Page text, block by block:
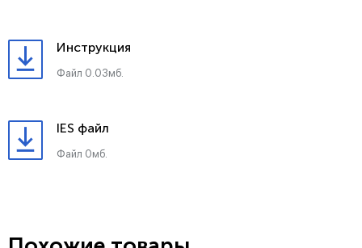
Инструкция
Файл 0.03мб.
IES файл
Файл 0мб.